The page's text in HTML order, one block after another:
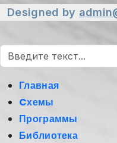
Designed by
Поиск
Главная
Cхемы
Программы
Библиотека